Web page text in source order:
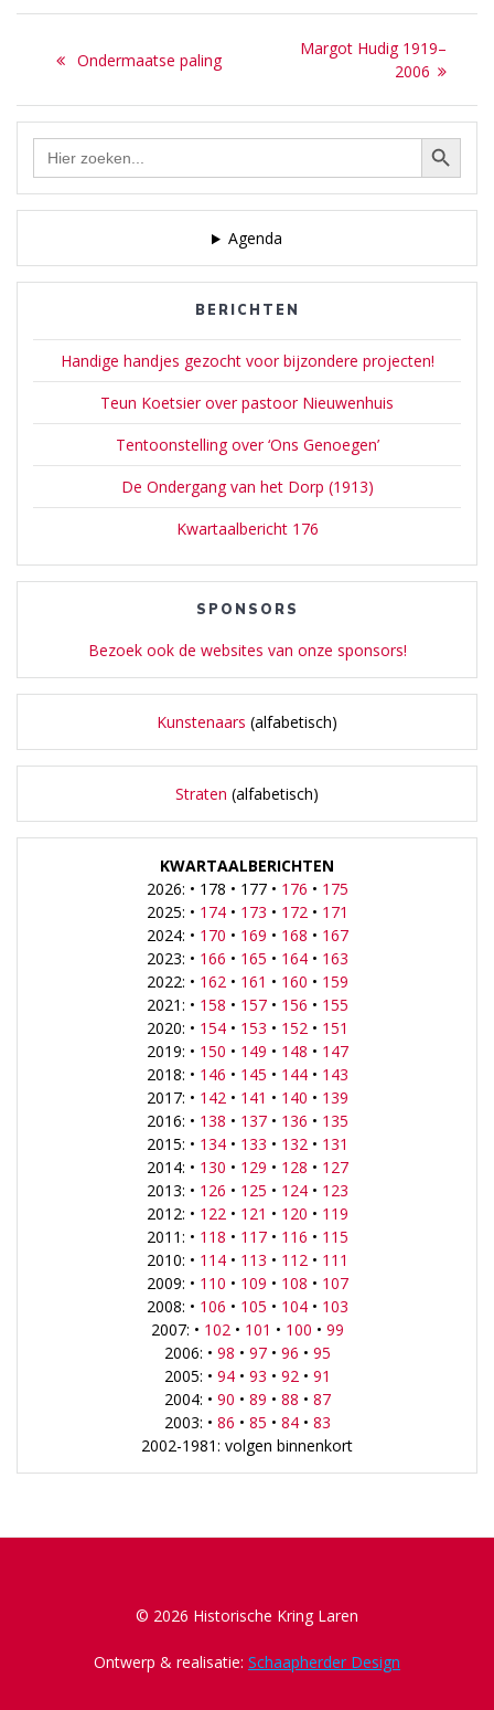
navigatie
Previous
Ondermaatse paling
Next
Margot Hudig 1919–
2006
Zoek Zoekknop
Agenda
BERICHTEN
Handige handjes gezocht voor bijzondere projecten!
Teun Koetsier over pastoor Nieuwenhuis
Tentoonstelling over ‘Ons Genoegen’
De Ondergang van het Dorp (1913)
Kwartaalbericht 176
SPONSORS
Bezoek ook de websites van onze sponsors!
Kunstenaars (alfabetisch)
Straten (alfabetisch)
KWARTAALBERICHTEN
2026: • 178 • 177 • 176 • 175
2025: • 174• 173 • 172• 171
2024: • 170 • 169 • 168 • 167
2023: • 166 • 165 • 164• 163
2022: • 162• 161 • 160 • 159
2021: • 158 • 157• 156 • 155
2020: • 154• 153 • 152• 151
2019: • 150 • 149 • 148 • 147
2018: • 146 • 145 • 144• 143
2017: • 142• 141 • 140 • 139
2016: • 138 • 137• 136 • 135
2015: • 134• 133 • 132• 131
2014: • 130 • 129 • 128 • 127
2013: • 126 • 125 • 124• 123
2012: • 122• 121 • 120 • 119
2011: • 118 • 117• 116 • 115
2010: • 114• 113 • 112• 111
2009: • 110 • 109 • 108 • 107
2008: • 106 • 105 • 104• 103
2007: • 102• 101 • 100 • 99
2006: • 98 • 97• 96 • 95
2005: • 94• 93 • 92• 91
2004: • 90 • 89 • 88 • 87
2003: • 86 • 85 • 84• 83
2002-1981: volgen binnenkort
© 2026 Historische Kring Laren
Ontwerp & realisatie: Schaapherder Design